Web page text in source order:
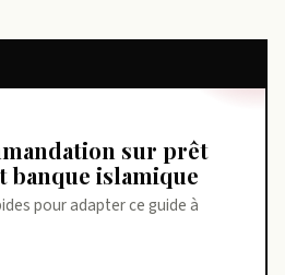
banque islamique
pour adapter ce guide à